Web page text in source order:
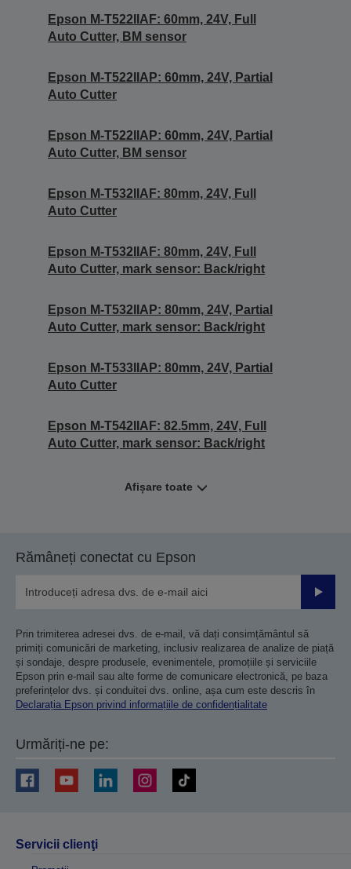
Epson M-T522IIAF: 60mm, 24V, Full
Auto Cutter, BM sensor
Epson M-T522IIAP: 60mm, 24V, Partial
Auto Cutter
Epson M-T522IIAP: 60mm, 24V, Partial
Auto Cutter, BM sensor
Epson M-T532IIAF: 80mm, 24V, Full
Auto Cutter
Epson M-T532IIAF: 80mm, 24V, Full
Auto Cutter, mark sensor: Back/right
Epson M-T532IIAP: 80mm, 24V, Partial
Auto Cutter, mark sensor: Back/right
Epson M-T533IIAP: 80mm, 24V, Partial
Auto Cutter
Epson M-T542IIAF: 82.5mm, 24V, Full
Auto Cutter, mark sensor: Back/right
Afișare toate
Rămâneți conectat cu Epson
Prin trimiterea adresei dvs. de e-mail, vă dați consimțământul să
primiți comunicări de marketing, inclusiv realizarea de analize de piață
și sondaje, despre produsele, evenimentele, promoțiile și serviciile
Epson prin e-mail sau alte forme de comunicare electronică, pe baza
preferințelor dvs. și conduitei dvs. online, așa cum este descris în
Declarația Epson privind informațiile de confidențialitate
Urmăriți-ne pe:
Servicii clienţi